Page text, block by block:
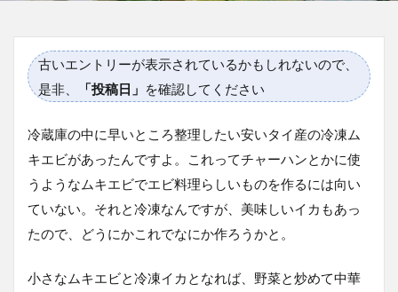
古いエントリーが表示されているかもしれないので、
是非、
「投稿日」 を確認してください
冷蔵庫の中に早いところ整理したい安いタイ産の冷凍ム
キエビがあったんですよ。これってチャーハンとかに使
うようなムキエビでエビ料理らしいものを作るには向い
ていない。それと冷凍なんですが、美味しいイカもあっ
たので、どうにかこれでなにか作ろうかと。
小さなムキエビと冷凍イカとなれば、野菜と炒めて中華